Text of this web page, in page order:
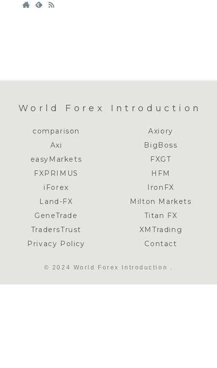
World Forex Introduction
comparison
Axiory
Axi
BigBoss
easyMarkets
FXGT
FXPRIMUS
HFM
iForex
IronFX
Land-FX
Milton Markets
GeneTrade
Titan FX
TradersTrust
XMTrading
Privacy Policy
Contact
© 2024 World Forex Introduction .